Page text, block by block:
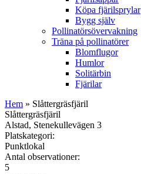
Köpa fjärilsprylar
Bygg själv
Pollinatörsövervakning
Träna på pollinatörer
Blomflugor
Humlor
Solitärbin
Fjärilar
Hem » Slåttergräsfjäril
Slåttergräsfjäril
Alstad, Stenekullevägen 3
Platskategori:
Punktlokal
Antal observationer:
5